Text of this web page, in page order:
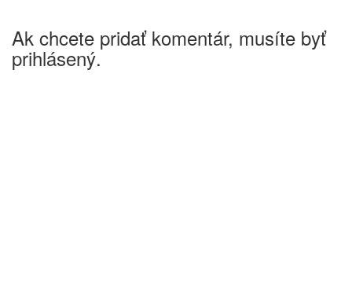
Ak chcete pridať komentár, musíte byť
prihlásený.